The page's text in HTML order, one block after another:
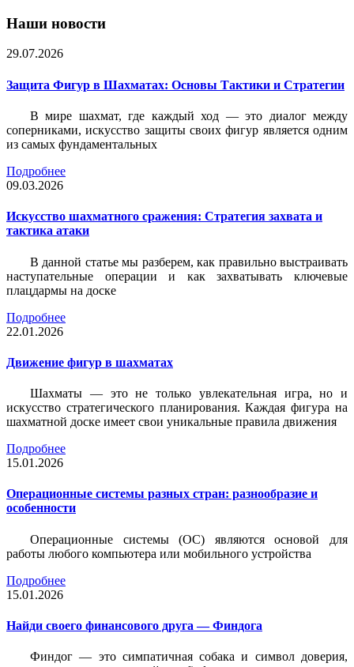
Наши новости
29.07.2026
Защита Фигур в Шахматах: Основы Тактики и Стратегии
В мире шахмат, где каждый ход — это диалог между
соперниками, искусство защиты своих фигур является одним
из самых фундаментальных
Подробнее
09.03.2026
Искусство шахматного сражения: Стратегия захвата и
тактика атаки
В данной статье мы разберем, как правильно выстраивать
наступательные операции и как захватывать ключевые
плацдармы на доске
Подробнее
22.01.2026
Движение фигур в шахматах
Шахматы — это не только увлекательная игра, но и
искусство стратегического планирования. Каждая фигура на
шахматной доске имеет свои уникальные правила движения
Подробнее
15.01.2026
Операционные системы разных стран: разнообразие и
особенности
Операционные системы (ОС) являются основой для
работы любого компьютера или мобильного устройства
Подробнее
15.01.2026
Найди своего финансового друга — Финдога
Финдог — это симпатичная собака и символ доверия,